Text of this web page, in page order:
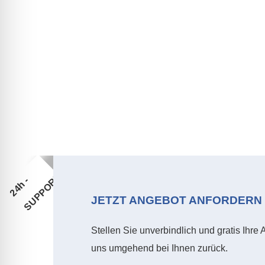
JETZT ANGEBOT ANFORDERN
Stellen Sie unverbindlich und gratis Ihre
uns umgehend bei Ihnen zurück.
2
4
h
-
S
U
P
P
O
RT